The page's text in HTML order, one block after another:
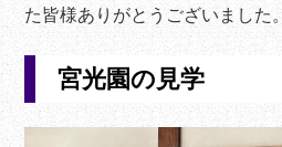
た皆様ありがとうございました。
宮光園の見学